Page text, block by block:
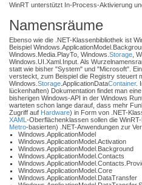
WinRT unterstützt In-Process-Aktivierung
Namensräume
Ebenso wie die .NET-Klassenbibliothek ist
Beispiel
Windows.Media.PlayTo, Windows. Storage ,
Windows.UI.Xaml.Input. Als
statt wie bisher "System" und "Microsoft".
versteckt, zum Beispiel die Registry steuert
Windows. Storage .ApplicationDataContainer.
lückenhaften) Dokumentation findet man eine
bisherigen Windows-API in der Windows
warteten schon lange darauf, dass mehr
Zugriff auf Hardware) in Form von .NET-
XAML -Oberflächenklassen sollen die
Metro-basierten) .NET-Anwendungen zur
Windows.ApplicationModel
Windows.ApplicationModel.Activation
Windows.ApplicationModel.Background
Windows.ApplicationModel.Contacts
Windows.ApplicationModel.Core
Windows.ApplicationModel.DataTransfer